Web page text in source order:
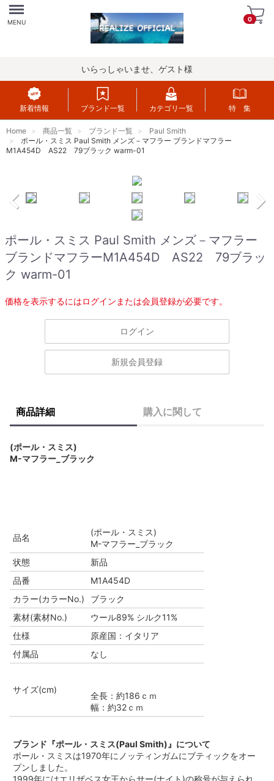
Menu
MENU 0
いらっしゃいませ、ゲスト様
新着情報 ブランド一覧 カテゴリ一覧 特 集
Home 商品一覧 ブランド一覧
Paul Smith
ポール・スミス Paul Smith メンズ－マフラー ブランドマフラー
M1A454D AS22 79ブラック warm-01
ポール・スミス Paul Smith メンズ－マフラー
ブランドマフラーM1A454D AS22 79ブラッ
ク warm-01
価格を表示するにはログインまたは会員登録が必要です。
ログイン
新規会員登録
商品詳細 購入に関して
(ポール・スミス)
M-マフラー_ブラック
品名
(ポール・スミス)
M-マフラー_ブラック
状態
新品
品番
M1A454D
カラー(カラーNo.)
ブラック
素材(素材No.)
ウール89% シルク11%
仕様
原産国：イタリア
付属品
なし
サイズ(cm)
全長：約186ｃｍ
幅：約32ｃｍ
ブランド『ポール・スミス(Paul Smith)』について
ポール・スミスは1970年にノッティンガムにブティックをオー
プンしました。
1999年にはエリザベス女王からサー(ナイト)の称号が与えられ